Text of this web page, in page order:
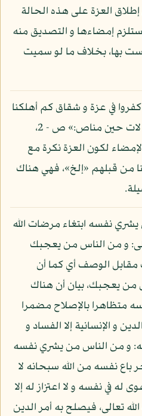
العزة على هذه الحالة
إمضاءها و التصديق منه
بها، بخلاف ما لو سميت
في عزة و شقاق كم أهلكنا
من قبلهم من قرن فنادوا و لات حين مناص:» ص - 2،
لكون العزة نكرة مع
من قبلهم «إلخ»، فهي هناك
نفسه ابتغاء مرضات الله
و من الناس من يعجبك
مقابل الوصف أي كما أن
من يعجبك، بيان أن هناك
متظاهرا بالإصلاح مضمرا
و الإنسانية إلا الفساد و
و من الناس من يشري نفسه
باع نفسه من الله سبحانه لا
له في نفسه و لا اعتزاز له إلا
الله تعالى، فيصلح به أمر الدين